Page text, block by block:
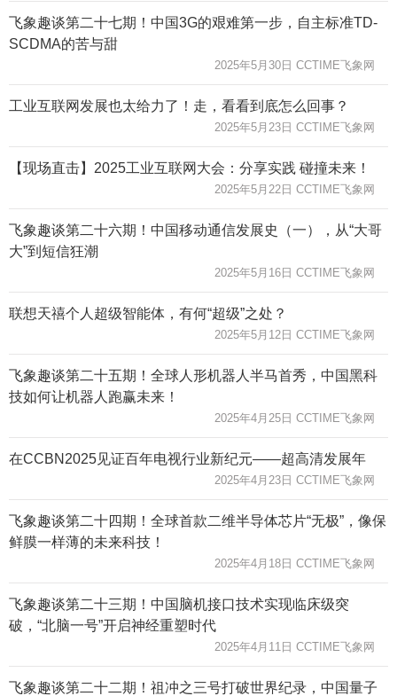
飞象趣谈第二十七期！中国3G的艰难第一步，自主标准TD-
SCDMA的苦与甜
2025年5月30日 CCTIME飞象网
工业互联网发展也太给力了！走，看看到底怎么回事？
2025年5月23日 CCTIME飞象网
【现场直击】2025工业互联网大会：分享实践 碰撞未来！
2025年5月22日 CCTIME飞象网
飞象趣谈第二十六期！中国移动通信发展史（一），从“大哥
大”到短信狂潮
2025年5月16日 CCTIME飞象网
联想天禧个人超级智能体，有何“超级”之处？
2025年5月12日 CCTIME飞象网
飞象趣谈第二十五期！全球人形机器人半马首秀，中国黑科
技如何让机器人跑赢未来！
2025年4月25日 CCTIME飞象网
在CCBN2025见证百年电视行业新纪元——超高清发展年
2025年4月23日 CCTIME飞象网
飞象趣谈第二十四期！全球首款二维半导体芯片“无极”，像保
鲜膜一样薄的未来科技！
2025年4月18日 CCTIME飞象网
飞象趣谈第二十三期！中国脑机接口技术实现临床级突
破，“北脑一号”开启神经重塑时代
2025年4月11日 CCTIME飞象网
飞象趣谈第二十二期！祖冲之三号打破世界纪录，中国量子